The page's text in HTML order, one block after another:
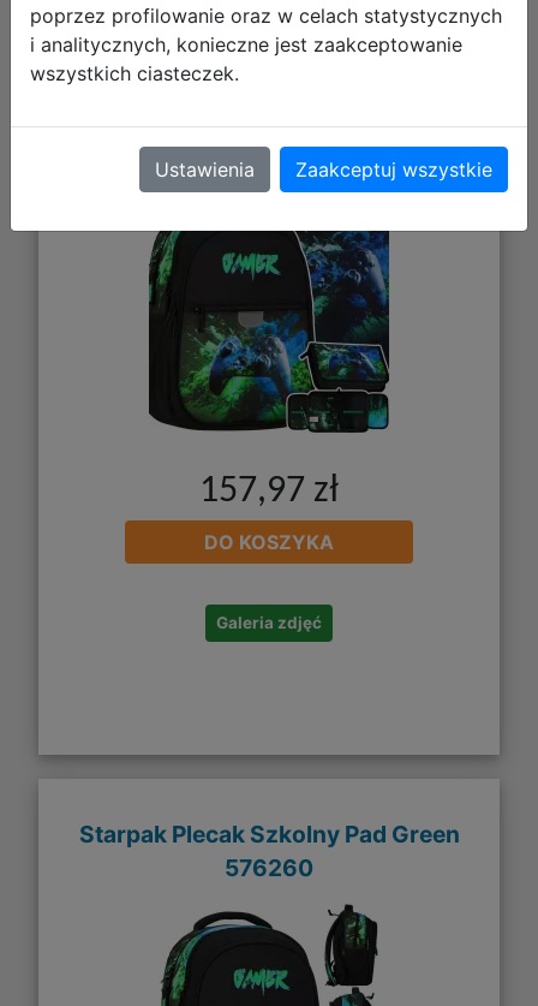
Starpak Zestaw Szkolny 3el.Pad
Green 576260 + Piórnik 576262 +
Worek 576261
157,97 zł
DO KOSZYKA
Galeria zdjęć
Starpak Plecak Szkolny Pad Green
576260
poprzez profilowanie oraz w celach statystycznych
i analitycznych, konieczne jest zaakceptowanie
wszystkich ciasteczek.
Ustawienia Zaakceptuj wszystkie